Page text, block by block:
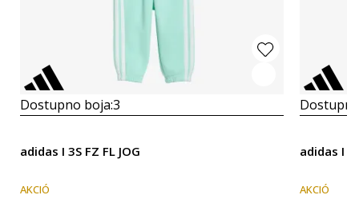
Dostupno boja:3
adidas I 3S FZ FL JOG
AKCIÓ
adidas I
AKCIÓ